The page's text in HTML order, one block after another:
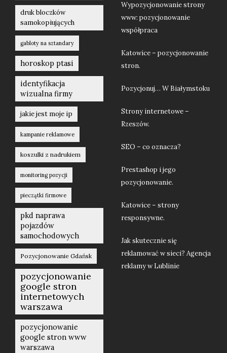
druk bloczków
samokopiujących
gabloty na sztandary
horoskop ptasi
identyfikacja
wizualna firmy
jakie jest moje ip
kampanie reklamowe
koszulki z nadrukiem
monitoring pozycji
pieczątki firmowe
pkd naprawa
pojazdów
samochodowych
Pozycjonowanie Gdańsk
pozycjonowanie
google stron
internetowych
warszawa
pozycjonowanie
google stron www
warszawa
Wypozycjonowanie strony
www: pozycjonowanie
współpraca
Katowice – pozycjonowanie
stron.
Pozycjonuj… W Białymstoku
Strony internetowe –
Rzeszów.
SEO – co oznacza?
Prestashop i jego
pozycjonowanie.
Katowice – strony
responsywne.
Jak skutecznie się
reklamować w sieci? Agencja
reklamy w Lublinie